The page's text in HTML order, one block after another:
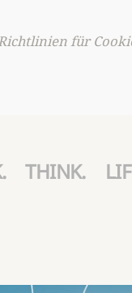
für
THINK.